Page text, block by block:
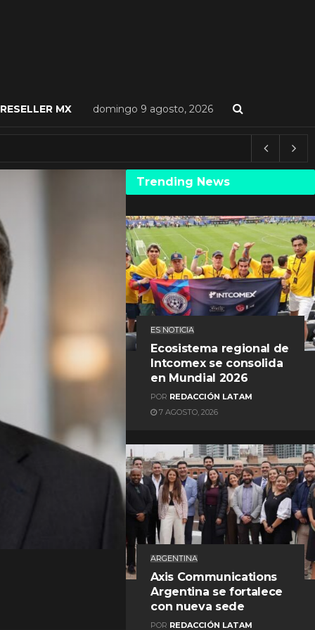
RESELLER MX domingo 9 agosto, 2026
Trending News
ES NOTICIA
Ecosistema regional de
Intcomex se consolida
en Mundial 2026
POR REDACCIÓN LATAM
7 AGOSTO, 2026
ARGENTINA
Axis Communications
Argentina se fortalece
con nueva sede
POR REDACCIÓN LATAM